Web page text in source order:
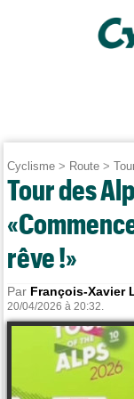
Cyclisme > Route >
Tour des
rêve !»
Par François-Xavier
20/04/2026 à 20:32.